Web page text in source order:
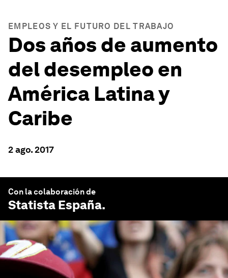
EMPLEOS Y EL FUTURO DEL TRABAJO
Dos años de aumento
del desempleo en
América Latina y
Caribe
2 ago. 2017
Con la colaboración de
Statista España.